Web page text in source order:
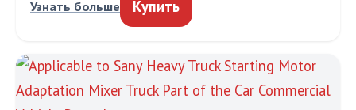
Узнать больше Купить